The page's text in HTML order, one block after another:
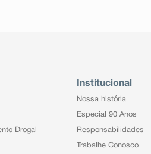
Drogal
Institucional
Nossa história
Especial 90 Anos
Responsabilidades
Trabalhe Conosco